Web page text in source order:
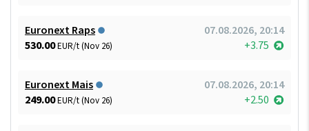
Euronext Raps
07.08.2026, 20:14
530.00EUR/t (Nov 26) +3.75
Euronext Mais
07.08.2026, 20:14
249.00EUR/t (Nov 26) +2.50